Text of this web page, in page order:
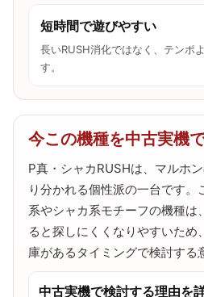
短時間で遊びやすい
長いRUSH消化ではなく、テンポ
す。
今この機種を中古実機
P真・シャカRUSHは、マルホ
り分かれる個性派の一台です。
系やシャカ系モチーフの機種は
ると探しにくくなりやすいため
庫があるタイミングで検討する
中古実機で検討する理由を